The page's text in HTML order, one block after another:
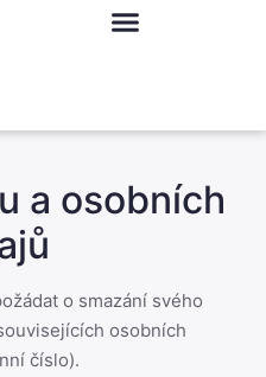
a osobních
o smazání svého
osobních
číslo).